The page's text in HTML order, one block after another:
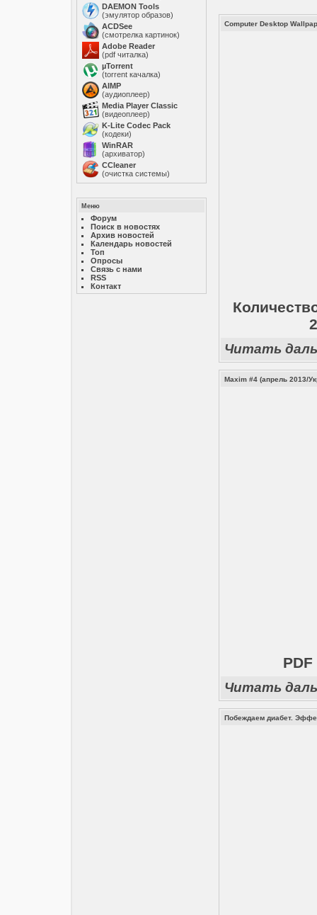
DAEMON Tools
(эмулятор образов)
ACDSee
(смотрелка картинок)
Adobe Reader
(pdf читалка)
µTorrent
(torrent качалка)
AIMP
(аудиоплеер)
Media Player Classic
(видеоплеер)
K-Lite Codec Pack
(кодеки)
WinRAR
(архиватор)
ССleaner
(очистка системы)
Меню
Форум
Поиск в новостях
Архив новостей
Календарь новостей
Топ
Опросы
Связь с нами
RSS
Контакт
Computer Desktop
Читать
Maxim #4 (апрель 2013/
Читать
Побеждаем диабет.